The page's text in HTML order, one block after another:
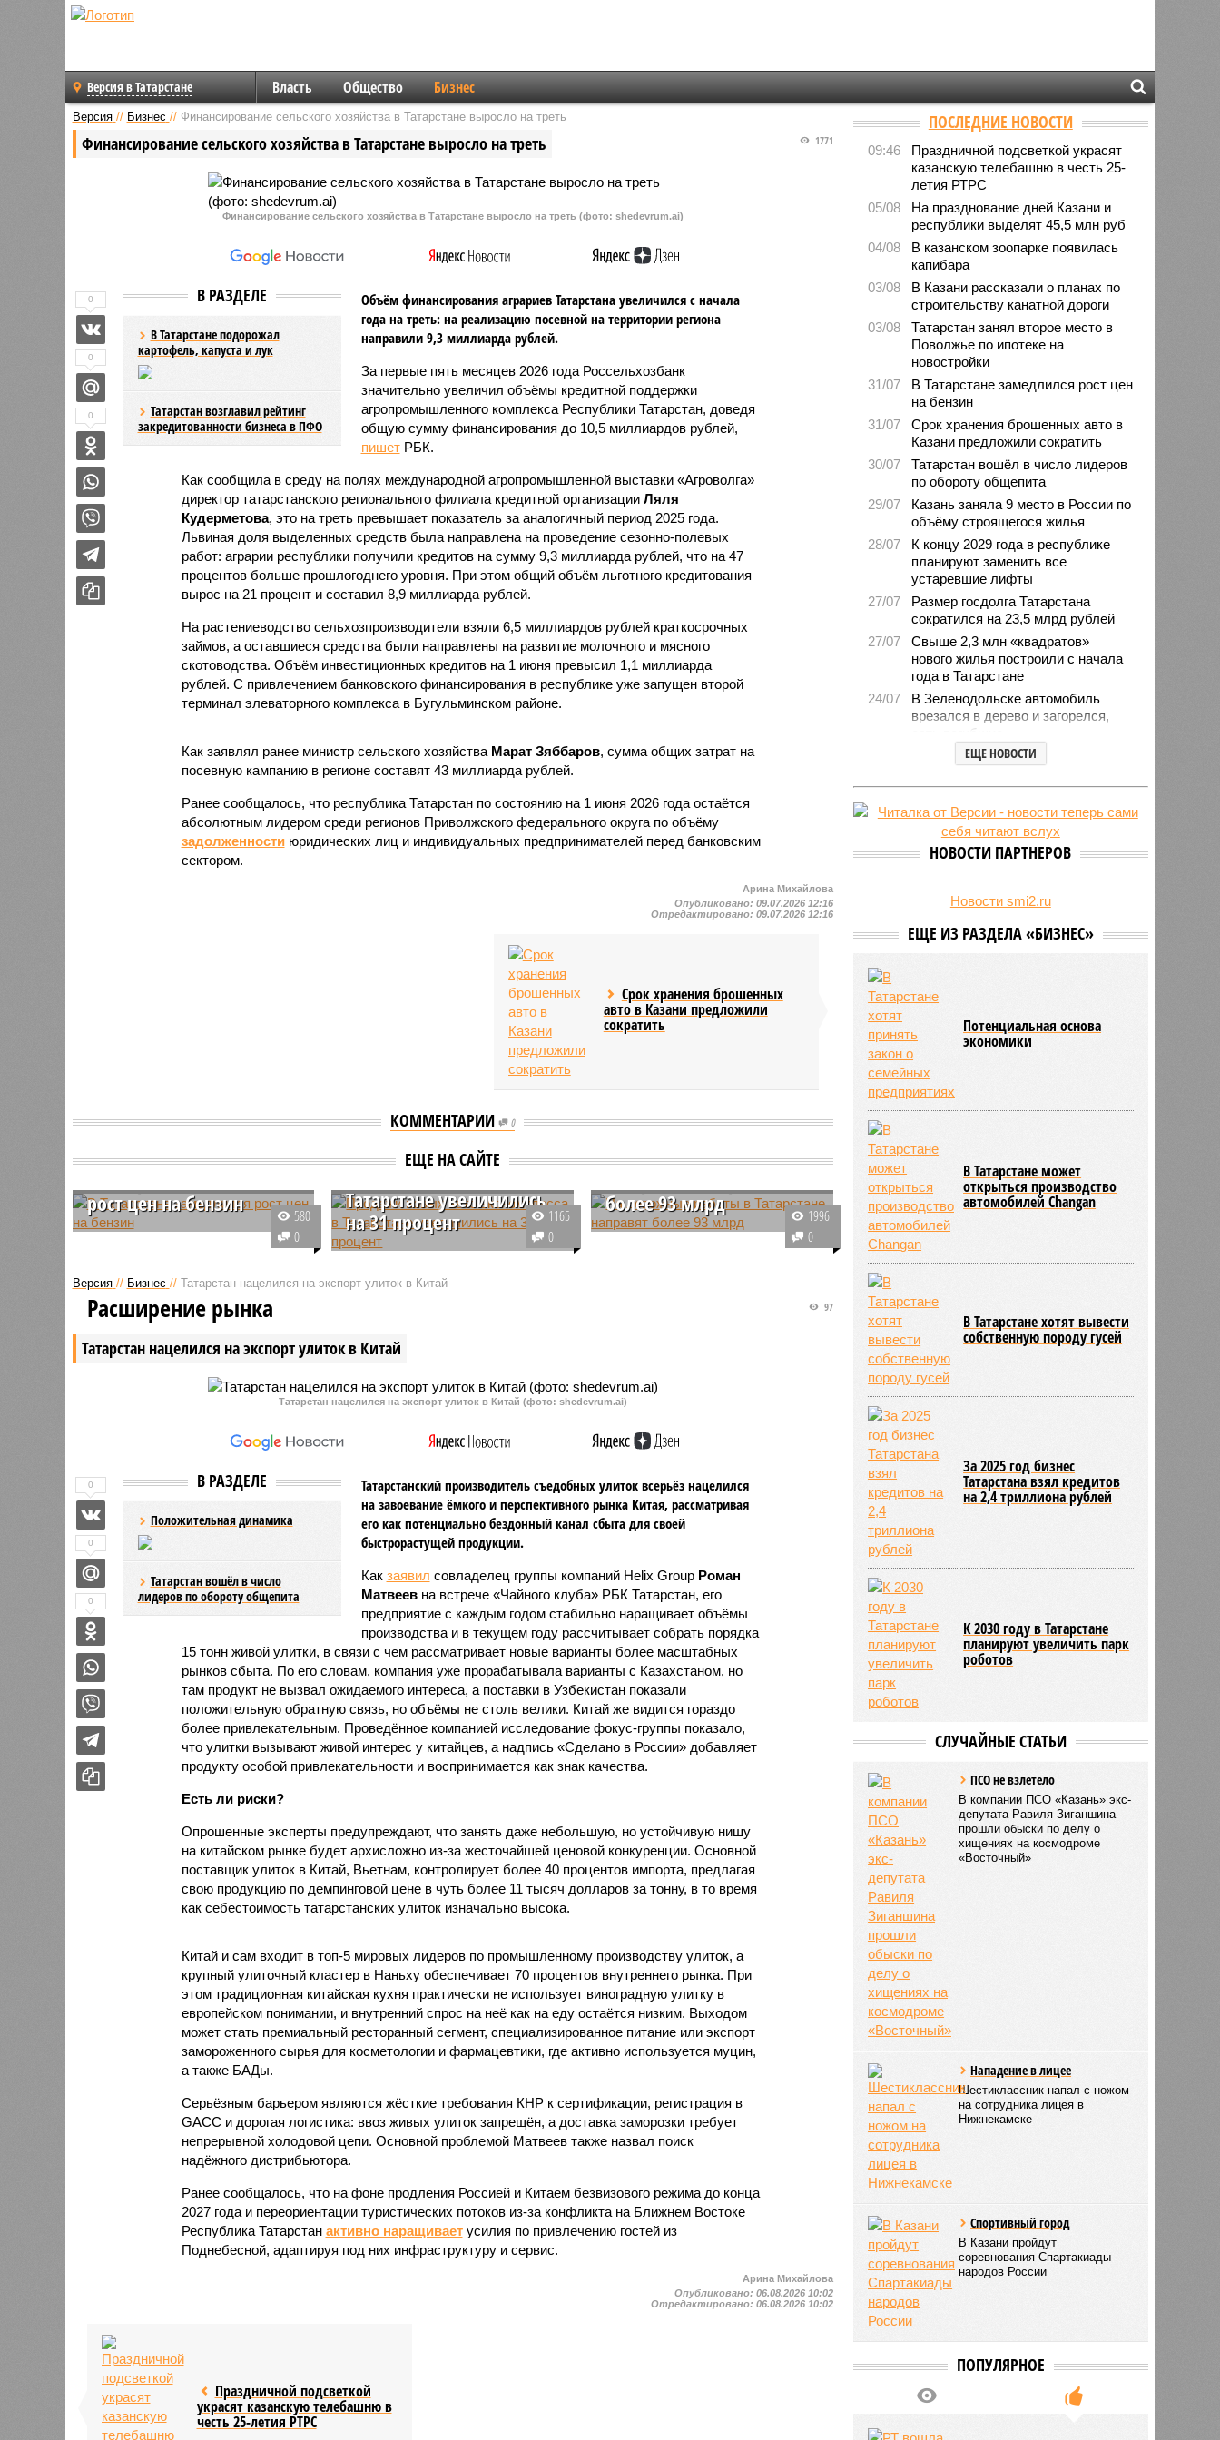
Версия в Татарстане Власть Общество Бизнес
Версия // Бизнес // Финансирование сельского хозяйства в Татарстане выросло на треть
Финансирование сельского хозяйства в Татарстане выросло на треть 1771
Финансирование сельского хозяйства в Татарстане выросло на треть (фото: shedevrum.ai)
В РАЗДЕЛЕ
В Татарстане подорожал
картофель, капуста и лук
Татарстан возглавил рейтинг
закредитованности бизнеса в ПФО
Объём финансирования аграриев Татарстана увеличился с начала
года на треть: на реализацию посевной на территории региона
направили 9,3 миллиарда рублей.
За первые пять месяцев 2026 года Россельхозбанк
значительно увеличил объёмы кредитной поддержки
агропромышленного комплекса Республики Татарстан, доведя
общую сумму финансирования до 10,5 миллиардов рублей,
пишетРБК.
Как сообщила в среду на полях международной агропромышленной выставки «Агроволга»
директор татарстанского регионального филиала кредитной организации Ляля
Кудерметова, это на треть превышает показатель за аналогичный период 2025 года.
Львиная доля выделенных средств была направлена на проведение сезонно-полевых
работ: аграрии республики получили кредитов на сумму 9,3 миллиарда рублей, что на 47
процентов больше прошлогоднего уровня. При этом общий объём льготного кредитования
вырос на 21 процент и составил 8,9 миллиарда рублей.
На растениеводство сельхозпроизводители взяли 6,5 миллиардов рублей краткосрочных
займов, а оставшиеся средства были направлены на развитие молочного и мясного
скотоводства. Объём инвестиционных кредитов на 1 июня превысил 1,1 миллиарда
рублей. С привлечением банковского финансирования в республике уже запущен второй
терминал элеваторного комплекса в Бугульминском районе.
Как заявлял ранее министр сельского хозяйства Марат Зяббаров, сумма общих затрат на
посевную кампанию в регионе составят 43 миллиарда рублей.
Ранее сообщалось, что республика Татарстан по состоянию на 1 июня 2026 года остаётся
абсолютным лидером среди регионов Приволжского федерального округа по объёму
задолженностиюридических лиц и индивидуальных предпринимателей перед банковским
сектором.
0
0
0
Арина Михайлова
Опубликовано:09.07.2026 12:16
Отредактировано:09.07.2026 12:16
Срок хранения брошенных
авто в Казани предложили
сократить
КОММЕНТАРИИ 0
ЕЩЕ НА САЙТЕ
рост цен на бензин
По итогам минувшей недели темп
роста цен на бензин в Татарстане
отмечают эксперты, дизель
впервые с начала лета пошёл
580
0
Продажи новых авто
экономкласса в
Татарстане увеличились
на 31 процент
Объём продаж бюджетных
взлетел на треть за квартал.
китайских марках и
бренды.
1165
0
На дорожные работы в
более 93 млрд
Татарстан направит 93
миллиарда рублей на ремонт и
1996
0
Версия // Бизнес // Татарстан нацелился на экспорт улиток в Китай
Татарстан нацелился на экспорт улиток в Китай
97
Расширение рынка
Татарстан нацелился на экспорт улиток в Китай (фото: shedevrum.ai)
В РАЗДЕЛЕ
Положительная динамика
Татарстан вошёл в число
лидеров по обороту общепита
Татарстанский производитель съедобных улиток всерьёз нацелился
на завоевание ёмкого и перспективного рынка Китая, рассматривая
его как потенциально бездонный канал сбыта для своей
быстрорастущей продукции.
Как заявил совладелец группы компаний Helix Group Роман
Матвеевна встрече «Чайного клуба» РБК Татарстан, его
предприятие с каждым годом стабильно наращивает объёмы
производства и в текущем году рассчитывает собрать порядка
15 тонн живой улитки, в связи с чем рассматривает новые варианты более масштабных
рынков сбыта. По его словам, компания уже прорабатывала варианты с Казахстаном, но
там продукт не вызвал ожидаемого интереса, а поставки в Узбекистан показали
положительную обратную связь, но объёмы не столь велики. Китай же видится гораздо
более привлекательным. Проведённое компанией исследование фокус-группы показало,
что улитки вызывают живой интерес у китайцев, а надпись «Сделано в России» добавляет
продукту особой привлекательности и воспринимается как знак качества.
Есть ли риски?
Опрошенные эксперты предупреждают, что занять даже небольшую, но устойчивую нишу
на китайском рынке будет архисложно из-за жесточайшей ценовой конкуренции. Основной
поставщик улиток в Китай, Вьетнам, контролирует более 40 процентов импорта, предлагая
свою продукцию по демпинговой цене в чуть более 11 тысяч долларов за тонну, в то время
как себестоимость татарстанских улиток изначально высока.
Китай и сам входит в топ-5 мировых лидеров по промышленному производству улиток, а
крупный улиточный кластер в Наньху обеспечивает 70 процентов внутреннего рынка. При
этом традиционная китайская кухня практически не использует виноградную улитку в
европейском понимании, и внутренний спрос на неё как на еду остаётся низким. Выходом
может стать премиальный ресторанный сегмент, специализированное питание или экспорт
замороженного сырья для косметологии и фармацевтики, где активно используется муцин,
а также БАДы.
Серьёзным барьером являются жёсткие требования КНР к сертификации, регистрация в
GACC и дорогая логистика: ввоз живых улиток запрещён, а доставка заморозки требует
непрерывной холодовой цепи. Основной проблемой Матвеев также назвал поиск
надёжного дистрибьютора.
Ранее сообщалось, что на фоне продления Россией и Китаем безвизового режима до конца
2027 года и переориентации туристических потоков из-за конфликта на Ближнем Востоке
Республика Татарстан активно наращиваетусилия по привлечению гостей из
Поднебесной, адаптируя под них инфраструктуру и сервис.
0
0
0
Арина Михайлова
Опубликовано:06.08.2026 10:02
Отредактировано:06.08.2026 10:02
Праздничной подсветкой
украсят казанскую телебашню в
честь 25-летия РТРС
ПОСЛЕДНИЕ НОВОСТИ
09:46
Праздничной подсветкой украсят
казанскую телебашню в честь 25-
летия РТРС
05/08
На празднование дней Казани и
республики выделят 45,5 млн руб
04/08
В казанском зоопарке появилась
капибара
03/08
В Казани рассказали о планах по
строительству канатной дороги
03/08
Татарстан занял второе место в
Поволжье по ипотеке на
новостройки
31/07
В Татарстане замедлился рост цен
на бензин
31/07
Срок хранения брошенных авто в
Казани предложили сократить
30/07
Татарстан вошёл в число лидеров
по обороту общепита
29/07
Казань заняла 9 место в России по
объёму строящегося жилья
28/07
К концу 2029 года в республике
планируют заменить все
устаревшие лифты
27/07
Размер госдолга Татарстана
сократился на 23,5 млрд рублей
27/07
Свыше 2,3 млн «квадратов»
нового жилья построили с начала
года в Татарстане
24/07
В Зеленодольске автомобиль
врезался в дерево и загорелся,
есть погибшие
В Татарстане средний возраст
экономкласса в Татарстане
увеличились на 31 процент
ЕЩЕ НОВОСТИ
НОВОСТИ ПАРТНЕРОВ
Новости smi2.ru
ЕЩЕ ИЗ РАЗДЕЛА «БИЗНЕС»
Потенциальная основа
экономики
В Татарстане может
открыться производство
автомобилей Changan
В Татарстане хотят вывести
собственную породу гусей
За 2025 год бизнес
Татарстана взял кредитов
на 2,4 триллиона рублей
К 2030 году в Татарстане
планируют увеличить парк
роботов
СЛУЧАЙНЫЕ СТАТЬИ
ПСО не взлетело
В компании ПСО «Казань» экс-
депутата Равиля Зиганшина
прошли обыски по делу о
хищениях на космодроме
«Восточный»
Нападение в лицее
Шестиклассник напал с ножом
на сотрудника лицея в
Нижнекамске
Спортивный город
В Казани пройдут
соревнования Спартакиады
народов России
ПОПУЛЯРНОЕ